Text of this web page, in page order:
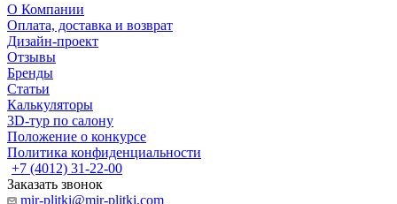
О Компании
Оплата, доставка и возврат
Дизайн-проект
Отзывы
Бренды
Статьи
Калькуляторы
3D-тур по салону
Положение о конкурсе
Политика конфиденциальности
+7 (4012) 31-22-00
Заказать звонок
mir-plitki@mir-plitki.com